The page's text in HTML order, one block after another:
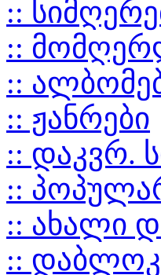
::
::
::
:: ჟანრები
:: დაკვრ.
::
:: ახალი
::